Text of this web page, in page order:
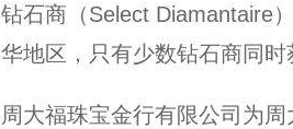
钻石商（Select Diamantaire
华地区，只有少数钻石商同时
周大福珠宝金行有限公司为